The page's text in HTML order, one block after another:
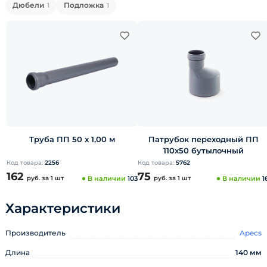
Дюбели 1 Подложка 1
Труба ПП 50 x 1,00 м
Код товара: 2256
162 руб. за 1 шт В наличии 103
Патрубок переходный ПП
110х50 бутылочный
Код товара: 5762
75 руб. за 1 шт В наличии
Характеристики
Производитель Apecs
Длина 140 мм